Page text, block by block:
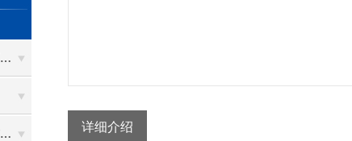
烟囱脱硫脱硝防腐前这些准备工作要做到位
废旧高空烟囱拆除的防护措施有哪些？
详细介绍